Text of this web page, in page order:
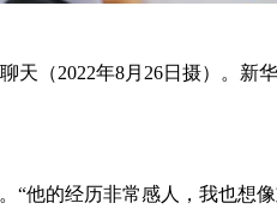
天（2022年8月26日摄）。新
“他的经历非常感人，我也想